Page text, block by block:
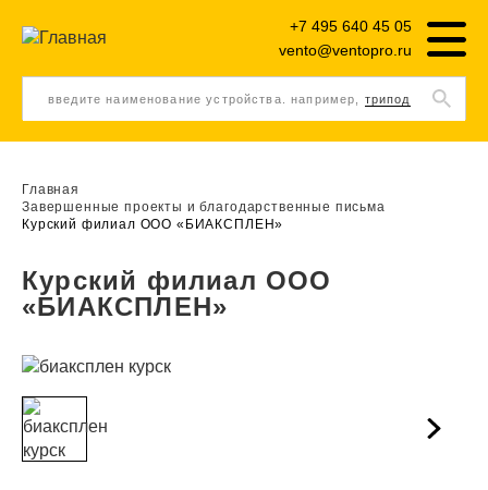
введите наименование устройства. например, трипод
vento@ventopro.ru
+7 495 640 45 05
Главная
Завершенные проекты и благодарственные письма
Курский филиал ООО «БИАКСПЛЕН»
Курский филиал ООО
«БИАКСПЛЕН»